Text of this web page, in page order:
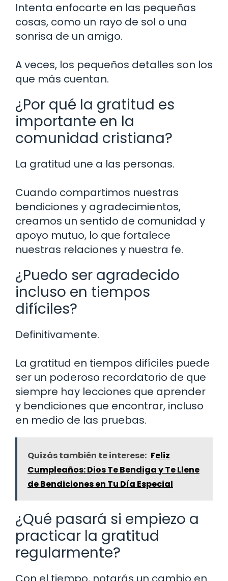
Intenta enfocarte en las pequeñas
cosas, como un rayo de sol o una
sonrisa de un amigo.
A veces, los pequeños detalles son los
que más cuentan.
¿Por qué la gratitud es
importante en la
comunidad cristiana?
La gratitud une a las personas.
Cuando compartimos nuestras
bendiciones y agradecimientos,
creamos un sentido de comunidad y
apoyo mutuo, lo que fortalece
nuestras relaciones y nuestra fe.
¿Puedo ser agradecido
incluso en tiempos
difíciles?
Definitivamente.
La gratitud en tiempos difíciles puede
ser un poderoso recordatorio de que
siempre hay lecciones que aprender
y bendiciones que encontrar, incluso
en medio de las pruebas.
Quizás también te interese: Feliz
Cumpleaños: Dios Te Bendiga y Te Llene
de Bendiciones en Tu Día Especial
¿Qué pasará si empiezo a
practicar la gratitud
regularmente?